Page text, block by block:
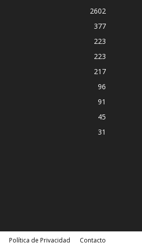
2602
377
223
223
217
96
91
45
31
Política de Privacidad Contacto